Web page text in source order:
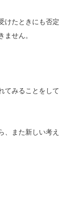
けたときにも否定
せん。
てみることをして
、また新しい考え